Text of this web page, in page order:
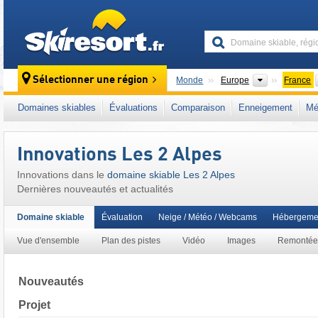
Sélectionner une région Monde Europe Continents
France
Ce domaine skiable se situe aussi dans :
Rhône-Alpes
Alpes françaises
Domaines skiables Évaluations Comparaison Enneigement
Innovations Les 2 Alpes
Innovations dans le domaine skiable Les 2 Alpes
Dernières nouveautés et actualités
Domaine skiable
Vue d'ensemble Plan des pistes Vidéo Images
Évaluation Neige / Météo / Webcams
Nouveautés
Projet